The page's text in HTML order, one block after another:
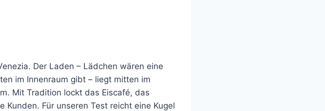
Der Laden – Lädchen wären eine
im Innenraum gibt – liegt mitten im
Mit Tradition lockt das Eiscafé, das
Für unseren Test reicht eine Kugel